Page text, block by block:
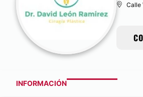
Calle
INFORMACIÓN